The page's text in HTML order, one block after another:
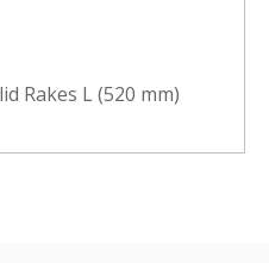
Rakes L (520 mm)